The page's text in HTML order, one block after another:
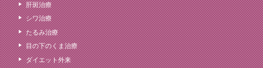
肝斑治療
シワ治療
たるみ治療
目の下のくま治療
ダイエット外来